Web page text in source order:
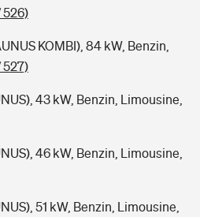
526)
KOMBI), 84 kW, Benzin,
527)
43 kW, Benzin, Limousine,
46 kW, Benzin, Limousine,
51 kW, Benzin, Limousine,